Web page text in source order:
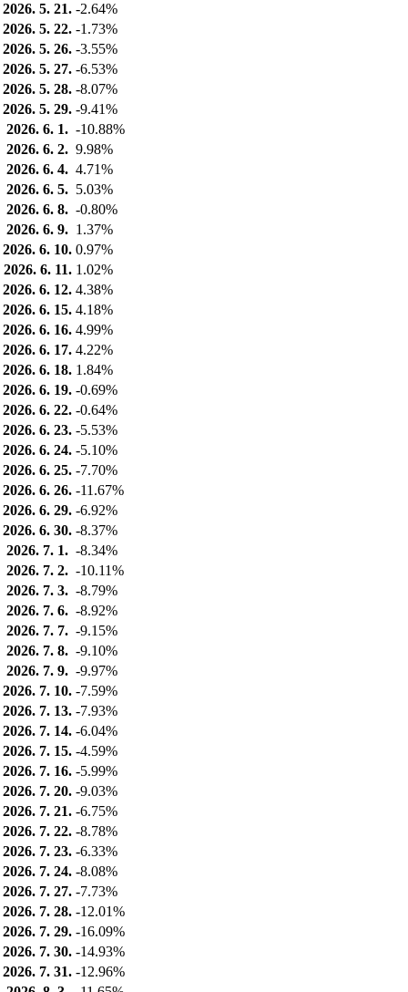
2026. 5. 21. -2.64%
2026. 5. 22. -1.73%
2026. 5. 26. -3.55%
2026. 5. 27. -6.53%
2026. 5. 28. -8.07%
2026. 5. 29. -9.41%
2026. 6. 1. -10.88%
2026. 6. 2. 9.98%
2026. 6. 4. 4.71%
2026. 6. 5. 5.03%
2026. 6. 8. -0.80%
2026. 6. 9. 1.37%
2026. 6. 10. 0.97%
2026. 6. 11. 1.02%
2026. 6. 12. 4.38%
2026. 6. 15. 4.18%
2026. 6. 16. 4.99%
2026. 6. 17. 4.22%
2026. 6. 18. 1.84%
2026. 6. 19. -0.69%
2026. 6. 22. -0.64%
2026. 6. 23. -5.53%
2026. 6. 24. -5.10%
2026. 6. 25. -7.70%
2026. 6. 26. -11.67%
2026. 6. 29. -6.92%
2026. 6. 30. -8.37%
2026. 7. 1. -8.34%
2026. 7. 2. -10.11%
2026. 7. 3. -8.79%
2026. 7. 6. -8.92%
2026. 7. 7. -9.15%
2026. 7. 8. -9.10%
2026. 7. 9. -9.97%
2026. 7. 10. -7.59%
2026. 7. 13. -7.93%
2026. 7. 14. -6.04%
2026. 7. 15. -4.59%
2026. 7. 16. -5.99%
2026. 7. 20. -9.03%
2026. 7. 21. -6.75%
2026. 7. 22. -8.78%
2026. 7. 23. -6.33%
2026. 7. 24. -8.08%
2026. 7. 27. -7.73%
2026. 7. 28. -12.01%
2026. 7. 29. -16.09%
2026. 7. 30. -14.93%
2026. 7. 31. -12.96%